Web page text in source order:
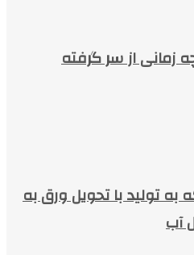
زمانی از سر گرفته
به تولید با تحویل ورق به
آب